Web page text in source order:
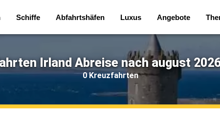
Schiffe Abfahrtshäfen Luxus Angebote
Irland Abreise nach august
0 Kreuzfahrten